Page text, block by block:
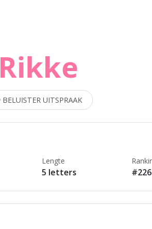
Rikke
BELUISTER UITSPRAAK
Lengte
5 letters